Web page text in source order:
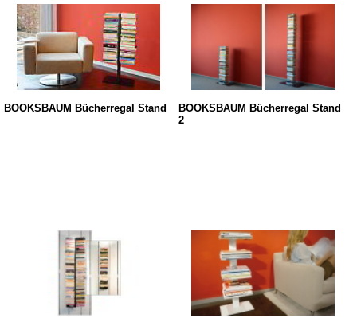
BOOKSBAUM Bücherregal Stand
BOOKSBAUM Bücherregal Stand
2